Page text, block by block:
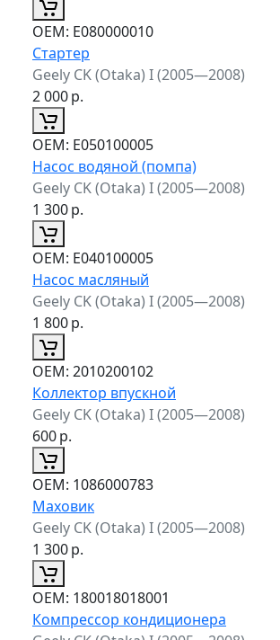
ОЕМ: E080000010
Стартер
Geely CK (Otaka) I (2005—2008)
2 000р.
ОЕМ: E050100005
Насос водяной (помпа)
Geely CK (Otaka) I (2005—2008)
1 300р.
ОЕМ: E040100005
Насос масляный
Geely CK (Otaka) I (2005—2008)
1 800р.
ОЕМ: 2010200102
Коллектор впускной
Geely CK (Otaka) I (2005—2008)
600р.
ОЕМ: 1086000783
Маховик
Geely CK (Otaka) I (2005—2008)
1 300р.
ОЕМ: 180018018001
Компрессор кондиционера